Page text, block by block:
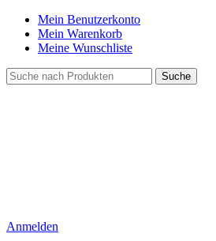
Mein Benutzerkonto
Mein Warenkorb
Meine Wunschliste
Suche
Anmelden